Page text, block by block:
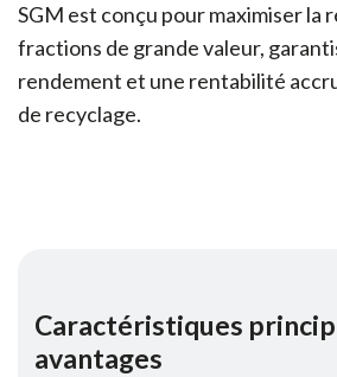
SGM est conçu pour maximiser la
fractions de grande valeur,
rendement et une rentabilité
de recyclage.
Caractéristiques
avantages